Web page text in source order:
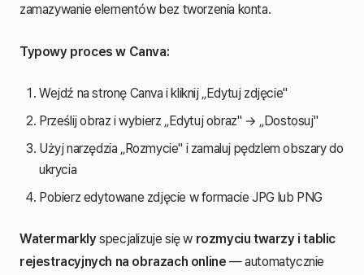
zamazywanie elementów bez tworzenia konta.
Typowy proces w Canva:
Wejdź na stronę Canva i kliknij „Edytuj zdjęcie"
Prześlij obraz i wybierz „Edytuj obraz" → „Dostosuj"
Użyj narzędzia „Rozmycie" i zamaluj pędzlem obszary do
ukrycia
Pobierz edytowane zdjęcie w formacie JPG lub PNG
Watermarklyspecjalizuje się w rozmyciu twarzy i tablic
rejestracyjnych na obrazach online — automatycznie